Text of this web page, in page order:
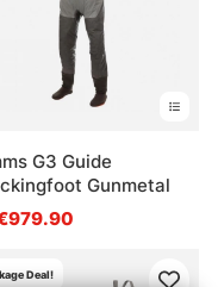
G3 Guide
Gunmetal
Deal!